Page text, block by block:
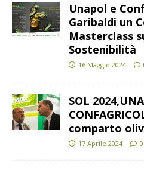
Unapol e
Garibaldi un
Masterclass
Sostenibilità
16 Maggio 2024
SOL
comparto
17 Aprile 2024 0